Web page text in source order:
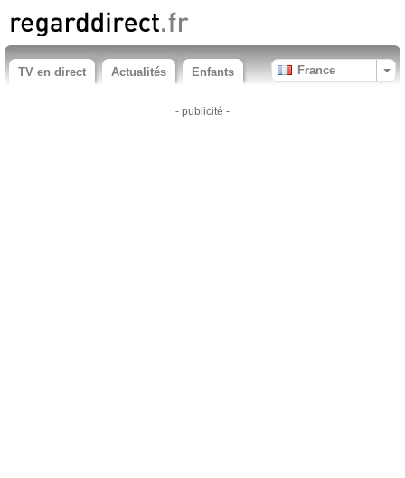
TV en direct Actualités Enfants France
- publicité -